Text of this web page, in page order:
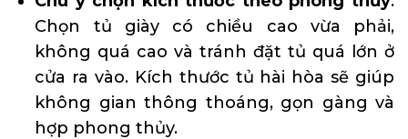
Chọn tủ giày có chiều cao vừa phải,
không quá cao và tránh đặt tủ quá lớn ở
cửa ra vào. Kích thước tủ hài hòa sẽ giúp
không gian thông thoáng, gọn gàng và
hợp phong thủy.